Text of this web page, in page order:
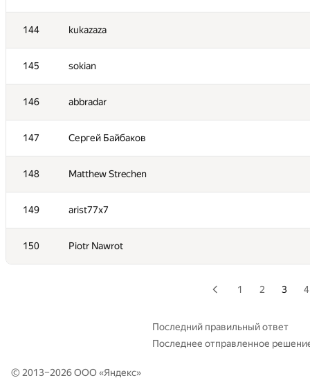
144 kukazaza
145 sokian
146 abbradar
147 Сергей Байбаков
148 Matthew Strechen
149 arist77x7
150 Piotr Nawrot
127 Сергей Ненашев
128 Unkoll
129 kukovski.pavel
130 Sergey Tarasov
131 GyeongGeun Kim
132 Polyakov1987
133 vuvko
1 2 3 4
Последний правильный ответ
Последнее отправленное
© 2013–2026 ООО «Яндекс»